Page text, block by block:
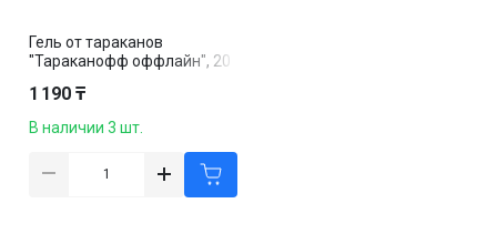
Гель от тараканов
"Тараканофф оффлайн", 20
1 190 ₸
В наличии 3 шт.